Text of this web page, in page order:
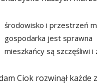
środowisko i przestrzeń
gospodarka jest sprawna
mieszkańcy są szczęśliwi i
Ciok rozwinął każde